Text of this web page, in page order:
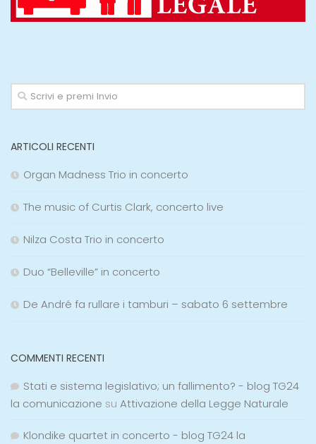
ARTICOLI RECENTI
Organ Madness Trio in concerto
The music of Curtis Clark, concerto live
Nilza Costa Trio in concerto
Duo “Belleville” in concerto
De André fa rullare i tamburi – sabato 6 settembre
COMMENTI RECENTI
Stati e sistema legislativo; un fallimento? - blog TG24
la comunicazione su Attivazione della Legge Naturale
Klondike quartet in concerto - blog TG24 la